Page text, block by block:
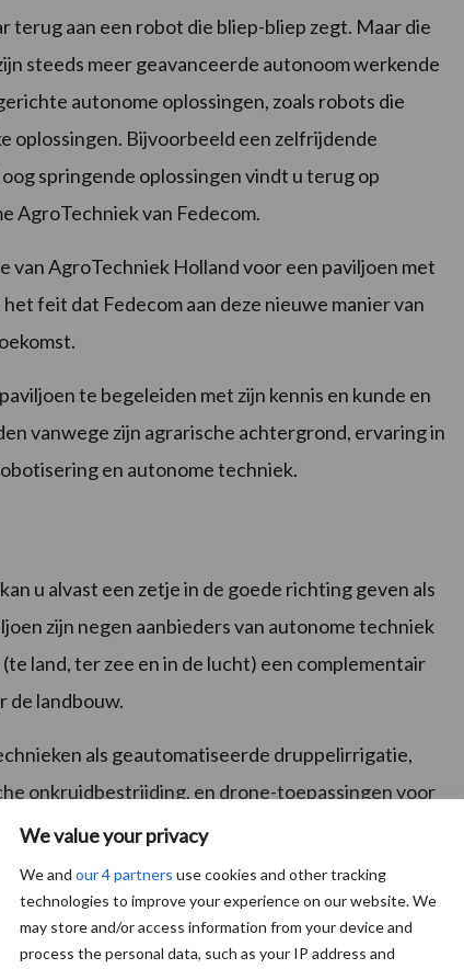
We value your privacy
We and our 4 partners use cookies and other tracking
technologies to improve your experience on our website. We
may store and/or access information from your device and
process the personal data, such as your IP address and
terug aan een robot die bliep-bliep zegt. Maar die
steeds meer geavanceerde autonoom werkende
autonome oplossingen, zoals robots die
oplossingen. Bijvoorbeeld een zelfrijdende
springende oplossingen vindt u terug op
AgroTechniek van Fedecom.
van AgroTechniek Holland voor een paviljoen met
feit dat Fedecom aan deze nieuwe manier van
te begeleiden met zijn kennis en kunde en
vanwege zijn agrarische achtergrond, ervaring in
en autonome techniek.
u alvast een zetje in de goede richting geven als
zijn negen aanbieders van autonome techniek
land, ter zee en in de lucht) een complementair
de landbouw.
als geautomatiseerde druppelirrigatie,
onkruidbestrijding, en drone-toepassingen voor
allemaal gemeen: ze hebben zich in de